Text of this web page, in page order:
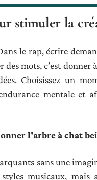
stimuler la
le rap, écrire
mots, c’est donner
Choisissez un
mentale et
l'arbre à chat
sans une
musicaux, mais